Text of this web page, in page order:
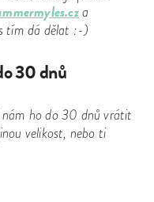
a
tím dá dělat :-)
30 dnů
nám ho do 30 dnů vrátit
velikost, nebo ti